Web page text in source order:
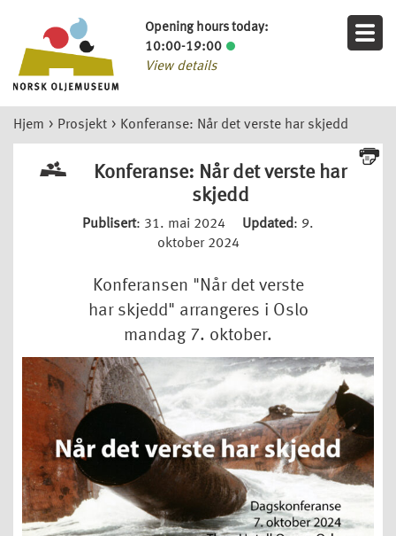
Opening hours today:
10:00-19:00
View details
Hjem > Prosjekt > Konferanse: Når det verste har skjedd
Konferanse: Når det verste har
skjedd
Publisert: 31. mai 2024 Updated: 9.
oktober 2024
Konferansen "Når det verste
har skjedd" arrangeres i Oslo
mandag 7. oktober.